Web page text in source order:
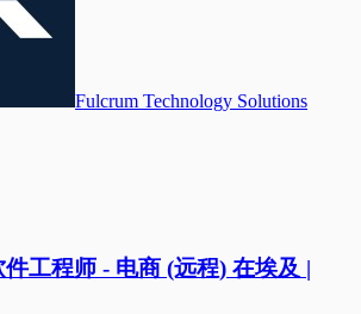
Fulcrum Technology Solutions
工程师 - 电商 (远程) 在埃及 |